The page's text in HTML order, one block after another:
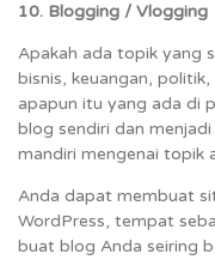
10. Blogging / Vlogging
Apakah ada topik yang
bisnis, keuangan,
apapun itu yang ada di
blog sendiri dan
mandiri mengenai topik
Anda dapat membuat
WordPress, tempat
buat blog Anda seiring